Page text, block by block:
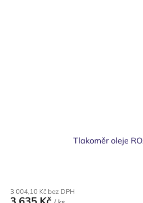
Tlakoměr oleje
3 004,10 Kč bez DPH